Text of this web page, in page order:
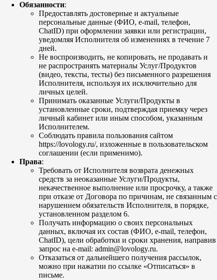
Обязанности:
Предоставлять достоверные и актуальные
персональные данные (ФИО, e-mail, телефон,
ChatID) при оформлении заявки или регистрации,
уведомляя Исполнителя об изменениях в течение 7
дней.
Не воспроизводить, не копировать, не продавать и
не распространять материалы Услуг/Продуктов
(видео, тексты, тесты) без письменного разрешения
Исполнителя, используя их исключительно для
личных целей.
Принимать оказанные Услуги/Продукты в
установленные сроки, подтверждая приемку через
личный кабинет или иным способом, указанным
Исполнителем.
Соблюдать правила пользования сайтом
https://lovology.ru/, изложенные в пользовательском
соглашении (если применимо).
Права:
Требовать от Исполнителя возврата денежных
средств за неоказанные Услуги/Продукты,
некачественное выполнение или просрочку, а также
при отказе от Договора по причинам, не связанным с
нарушением обязательств Исполнителя, в порядке,
установленном разделом 6.
Получать информацию о своих персональных
данных, включая их состав (ФИО, e-mail, телефон,
ChatID), цели обработки и сроки хранения, направив
запрос на e-mail: admin@lovology.ru.
Отказаться от дальнейшего получения рассылок,
можно при нажатии по ссылке «Отписаться» в
письме.